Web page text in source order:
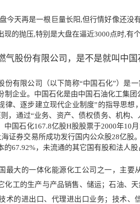
今天再是一根巨量长阳,但行情好像还没
现的抛压,特别是大盘在逼近3000点时,有
气股份有限公司，是不是就叫中国
份有限公司（以下简称“中国石化”）是
制企业。中国石化是由中国石油化工集
律、逐步建立现代企业制度”的指导思
，通过“业务、资产、债权债务、机构
中国石化167.8亿股H股股票于2000年10
证券交易所成功发行国内公众股28亿股
的67.92%，未流通的其它国有股和法人
最大的一体化能源化工公司之一，主
化工的生产与产品销售、储运；石油、
术的进出口、代理进出口业务；技术